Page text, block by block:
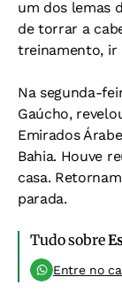
um dos lemas
de torrar a
treinamento, ir
Na segunda-
Gaúcho,
Emirados
Bahia. Houve
casa.
parada.
Tudo sobre
Entre no